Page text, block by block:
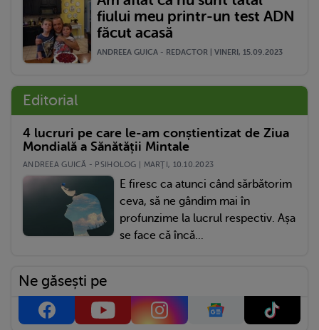
fiului meu printr-un test ADN
făcut acasă
ANDREEA GUICA - REDACTOR | VINERI, 15.09.2023
Editorial
4 lucruri pe care le-am conștientizat de Ziua
Mondială a Sănătății Mintale
ANDREEA GUICĂ - PSIHOLOG | MARŢI, 10.10.2023
E firesc ca atunci când sărbătorim
ceva, să ne gândim mai în
profunzime la lucrul respectiv. Așa
se face că încă...
Ne găsești pe